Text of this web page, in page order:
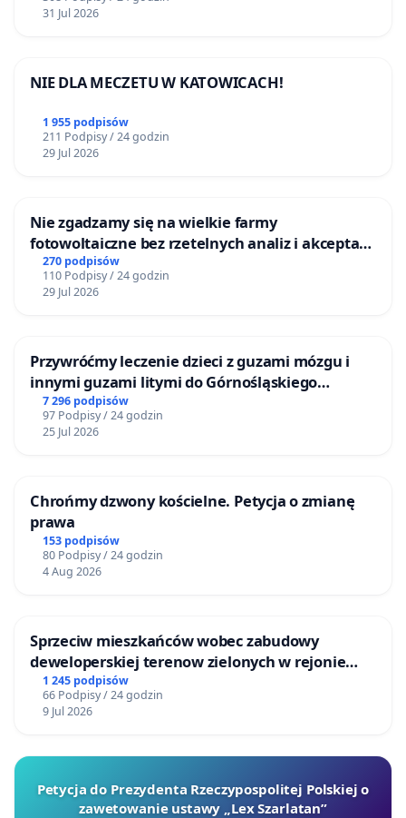
31 Jul 2026
NIE DLA MECZETU W KATOWICACH!
1 955 podpisów
211 Podpisy / 24 godzin
29 Jul 2026
Nie zgadzamy się na wielkie farmy
fotowoltaiczne bez rzetelnych analiz i akceptacji
mieszkańców
270 podpisów
110 Podpisy / 24 godzin
29 Jul 2026
Przywróćmy leczenie dzieci z guzami mózgu i
innymi guzami litymi do Górnośląskiego
Centrum Zdrowia Dziecka w Katowicach
7 296 podpisów
97 Podpisy / 24 godzin
25 Jul 2026
Chrońmy dzwony kościelne. Petycja o zmianę
prawa
153 podpisów
80 Podpisy / 24 godzin
4 Aug 2026
Sprzeciw mieszkańców wobec zabudowy
deweloperskiej terenow zielonych w rejonie
Bulwarów Straceńskich w Bielsku-Białej
1 245 podpisów
66 Podpisy / 24 godzin
9 Jul 2026
Petycja do Prezydenta Rzeczypospolitej Polskiej o
zawetowanie ustawy „Lex Szarlatan”